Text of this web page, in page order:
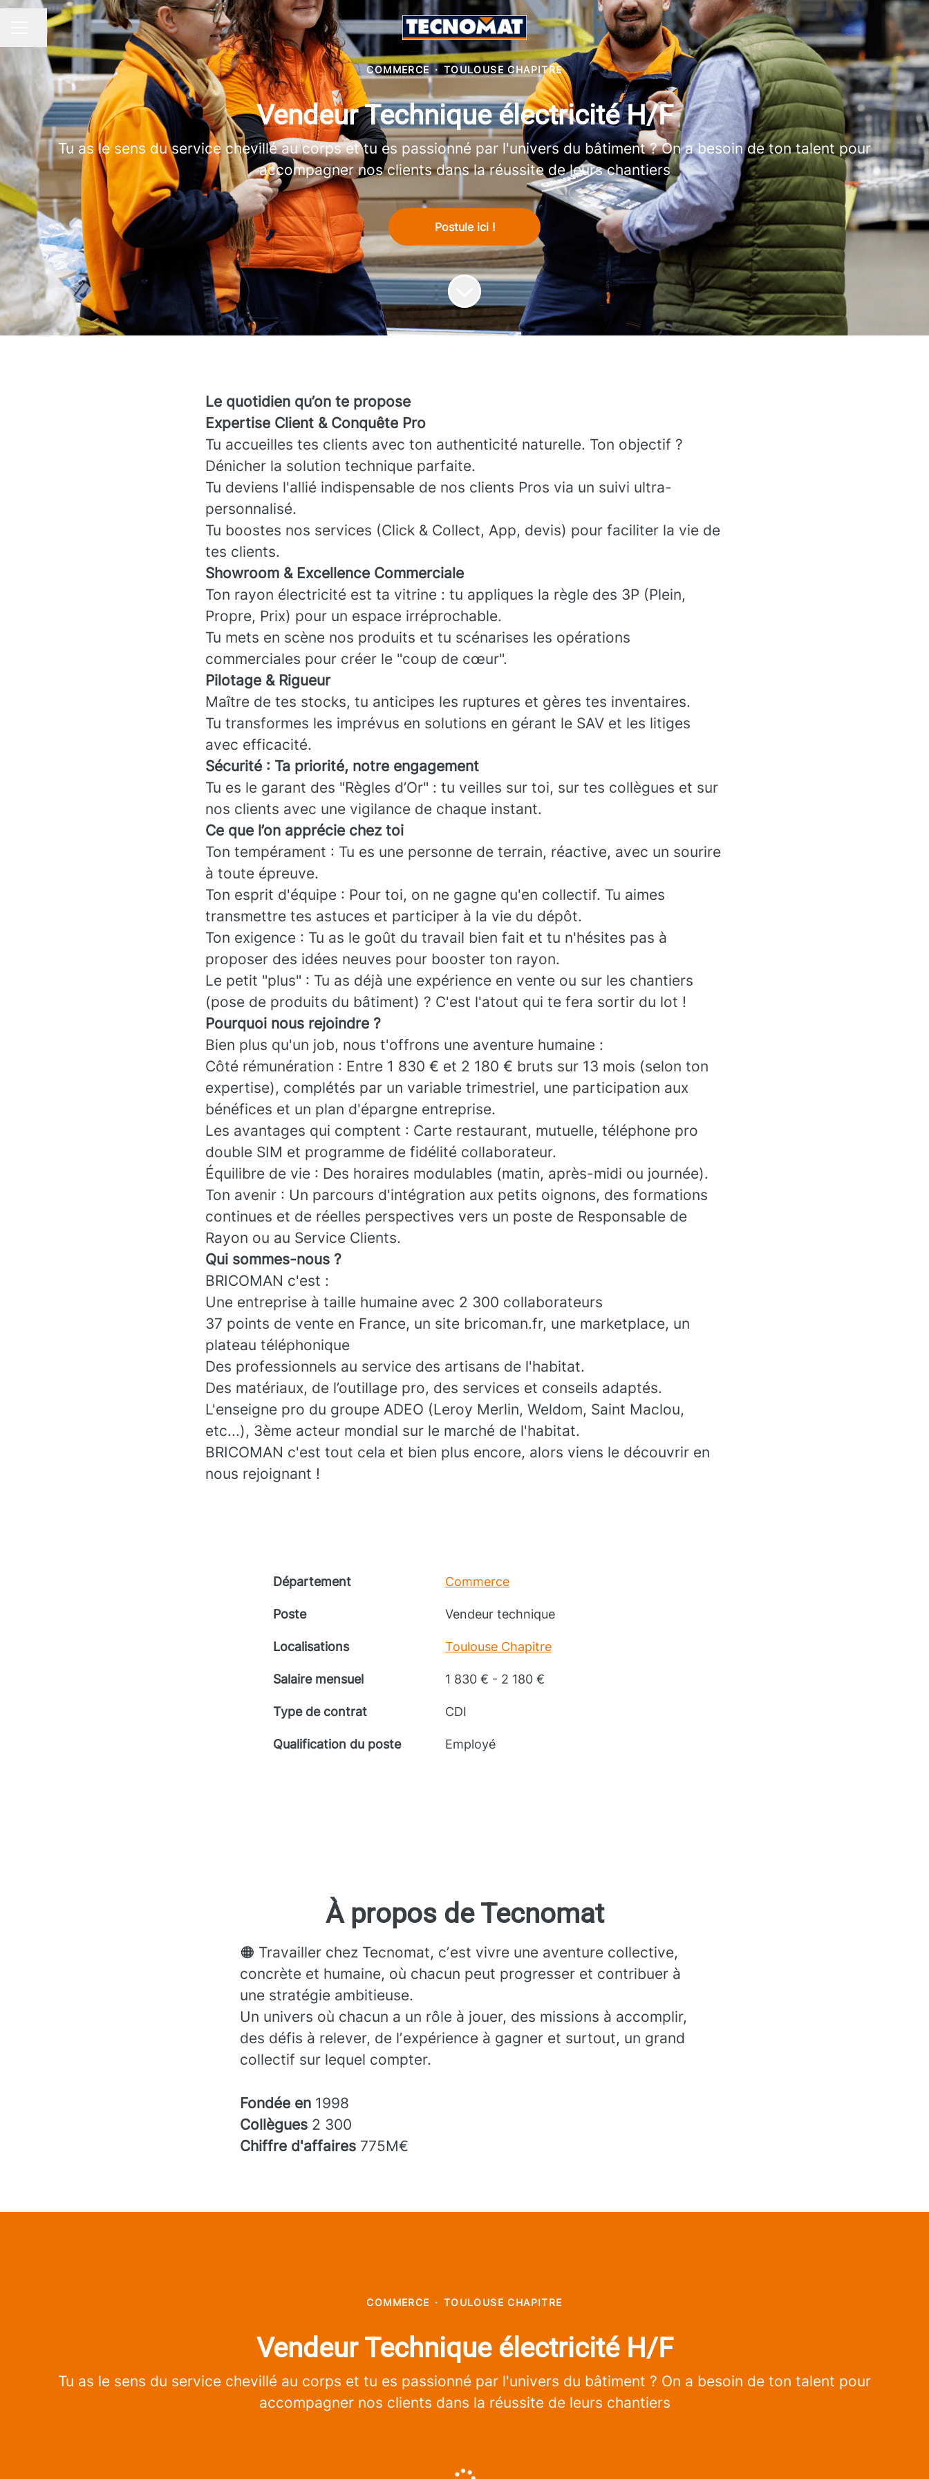
MENU CARRIÈRE
Partager la page
COMMERCE · TOULOUSE CHAPITRE
Vendeur Technique électricité H/F
Tu as le sens du service chevillé au corps et tu es passionné par l'univers du bâtiment ? On a besoin de ton talent pour
accompagner nos clients dans la réussite de leurs chantiers
Postule ici !
Le quotidien qu’on te propose
Expertise Client & Conquête Pro
Tu accueilles tes clients avec ton authenticité naturelle. Ton objectif ?
Dénicher la solution technique parfaite.
Tu deviens l'allié indispensable de nos clients Pros via un suivi ultra-
personnalisé.
Tu boostes nos services (Click & Collect, App, devis) pour faciliter la vie de
tes clients.
Showroom & Excellence Commerciale
Ton rayon électricité est ta vitrine : tu appliques la règle des 3P (Plein,
Propre, Prix) pour un espace irréprochable.
Tu mets en scène nos produits et tu scénarises les opérations
commerciales pour créer le "coup de cœur".
Pilotage & Rigueur
Maître de tes stocks, tu anticipes les ruptures et gères tes inventaires.
Tu transformes les imprévus en solutions en gérant le SAV et les litiges
avec efficacité.
Sécurité : Ta priorité, notre engagement
Tu es le garant des "Règles d’Or" : tu veilles sur toi, sur tes collègues et sur
nos clients avec une vigilance de chaque instant.
Ce que l’on apprécie chez toi
Ton tempérament : Tu es une personne de terrain, réactive, avec un sourire
à toute épreuve.
Ton esprit d'équipe : Pour toi, on ne gagne qu'en collectif. Tu aimes
transmettre tes astuces et participer à la vie du dépôt.
Ton exigence : Tu as le goût du travail bien fait et tu n'hésites pas à
proposer des idées neuves pour booster ton rayon.
Le petit "plus" : Tu as déjà une expérience en vente ou sur les chantiers
(pose de produits du bâtiment) ? C'est l'atout qui te fera sortir du lot !
Pourquoi nous rejoindre ?
Bien plus qu'un job, nous t'offrons une aventure humaine :
Côté rémunération : Entre 1 830 € et 2 180 € bruts sur 13 mois (selon ton
expertise), complétés par un variable trimestriel, une participation aux
bénéfices et un plan d'épargne entreprise.
Les avantages qui comptent : Carte restaurant, mutuelle, téléphone pro
double SIM et programme de fidélité collaborateur.
Équilibre de vie : Des horaires modulables (matin, après-midi ou journée).
Ton avenir : Un parcours d'intégration aux petits oignons, des formations
continues et de réelles perspectives vers un poste de Responsable de
Rayon ou au Service Clients.
Qui sommes-nous ?
BRICOMAN c'est :
Une entreprise à taille humaine avec 2 300 collaborateurs
37 points de vente en France, un site bricoman.fr, une marketplace, un
plateau téléphonique
Des professionnels au service des artisans de l'habitat.
Des matériaux, de l’outillage pro, des services et conseils adaptés.
L'enseigne pro du groupe ADEO (Leroy Merlin, Weldom, Saint Maclou,
etc...), 3ème acteur mondial sur le marché de l'habitat.
BRICOMAN c'est tout cela et bien plus encore, alors viens le découvrir en
nous rejoignant !
Département Commerce
Poste Vendeur technique
Localisations Toulouse Chapitre
Salaire mensuel 1 830 € - 2 180 €
Type de contrat CDI
Qualification du poste Employé
À propos de Tecnomat
🟠 Travailler chez Tecnomat, cʼest vivre une aventure collective,
concrète et humaine, où chacun peut progresser et contribuer à
une stratégie ambitieuse.
Un univers où chacun a un rôle à jouer, des missions à accomplir,
des défis à relever, de lʼexpérience à gagner et surtout, un grand
collectif sur lequel compter.
Fondée en 1998
Collègues 2 300
Chiffre d'affaires 775M€
COMMERCE · TOULOUSE CHAPITRE
Vendeur Technique électricité H/F
Tu as le sens du service chevillé au corps et tu es passionné par l'univers du bâtiment ? On a besoin de ton talent pour
accompagner nos clients dans la réussite de leurs chantiers